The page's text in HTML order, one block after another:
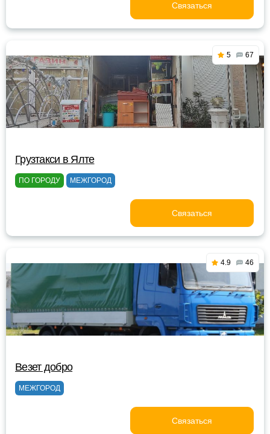
Связаться
5 67
Грузтакси в Ялте
ПО ГОРОДУ МЕЖГОРОД
Связаться
4.9 46
Везет добро
МЕЖГОРОД
Связаться